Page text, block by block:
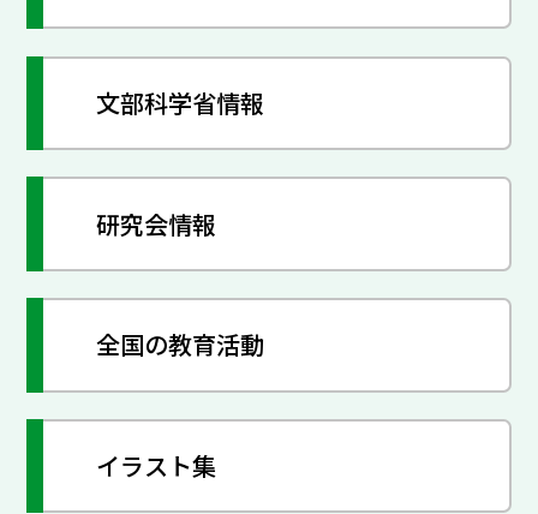
文部科学省情報
研究会情報
全国の教育活動
イラスト集